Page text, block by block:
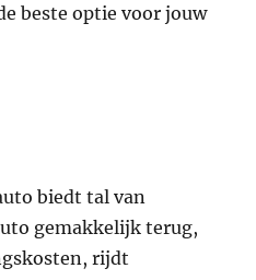
beste optie voor jouw
biedt tal van
gemakkelijk terug,
rijdt